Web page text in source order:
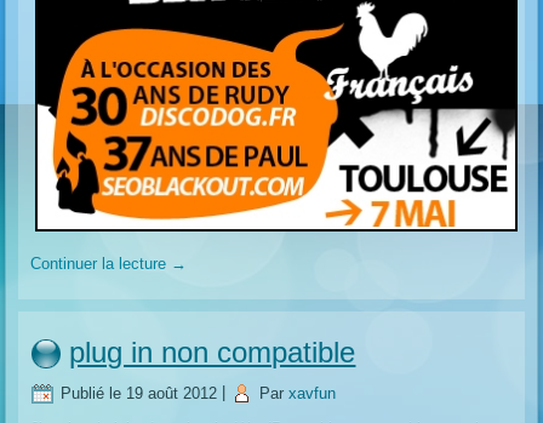
Continuer la lecture →
plug in non compatible
Publié le 19 août 2012 Par xavfun